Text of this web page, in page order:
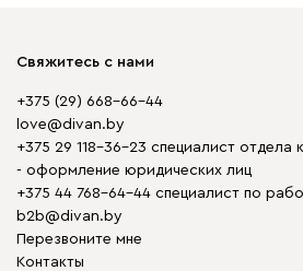
Свяжитесь с нами
+375 (29) 668-66-44
love@divan.by
+375 29 118-36-23 специалист отдела
- оформление юридических лиц
+375 44 768-64-44 специалист по
b2b@divan.by
Перезвоните мне
Контакты